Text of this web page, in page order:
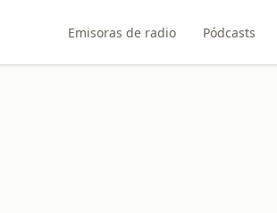
Emisoras de radio Pódcasts